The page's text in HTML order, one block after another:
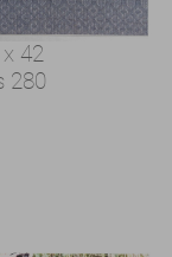
42
280